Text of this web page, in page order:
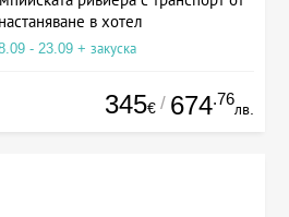
в хотел
- 23.09 + закуска
345€ / 674.76
лв.